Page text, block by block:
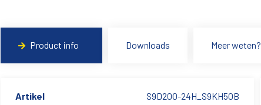
Product info Downloads Meer weten?
Artikel S9D200-24H_S9KH50B